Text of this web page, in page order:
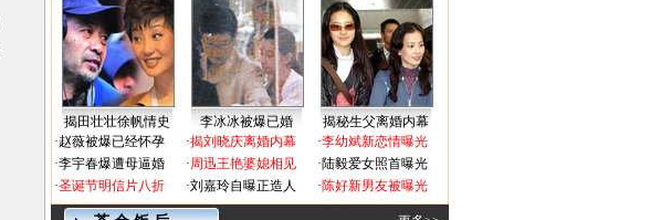
揭田壮壮徐帆情史 李冰冰被爆已婚
揭秘生父离婚内幕
·赵薇被爆已经怀孕
·李宇春爆遭母逼婚
·圣诞节明信片八折
·揭刘晓庆离婚内幕
·周迅王艳婆媳相见
·刘嘉玲自曝正造人
·李幼斌新恋情曝光
·陆毅爱女照首曝光
·陈好新男友被曝光